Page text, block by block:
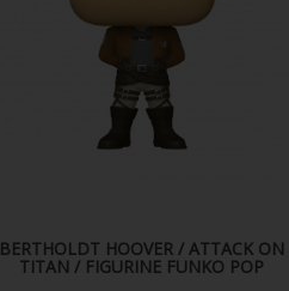
BERTHOLDT HOOVER / ATTACK ON
TITAN / FIGURINE FUNKO POP